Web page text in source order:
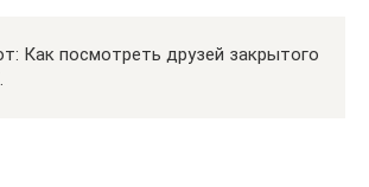
Как посмотреть друзей закрытого